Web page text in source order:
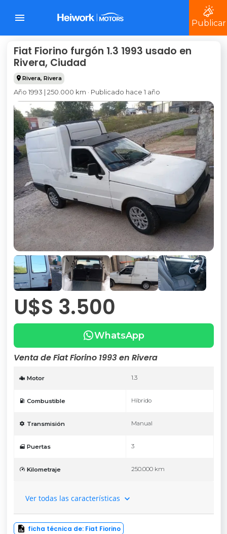
Publicar
Fiat Fiorino furgón 1.3 1993 usado en
Rivera, Ciudad
Rivera, Rivera
Año 1993 | 250.000 km · Publicado hace 1 año
U$S 3.500
WhatsApp
Venta de Fiat Fiorino 1993 en Rivera
Motor 1.3
Combustible Híbrido
Transmisión Manual
Puertas 3
Kilometraje 250.000 km
Ver todas las características
ficha técnica de: Fiat Fiorino